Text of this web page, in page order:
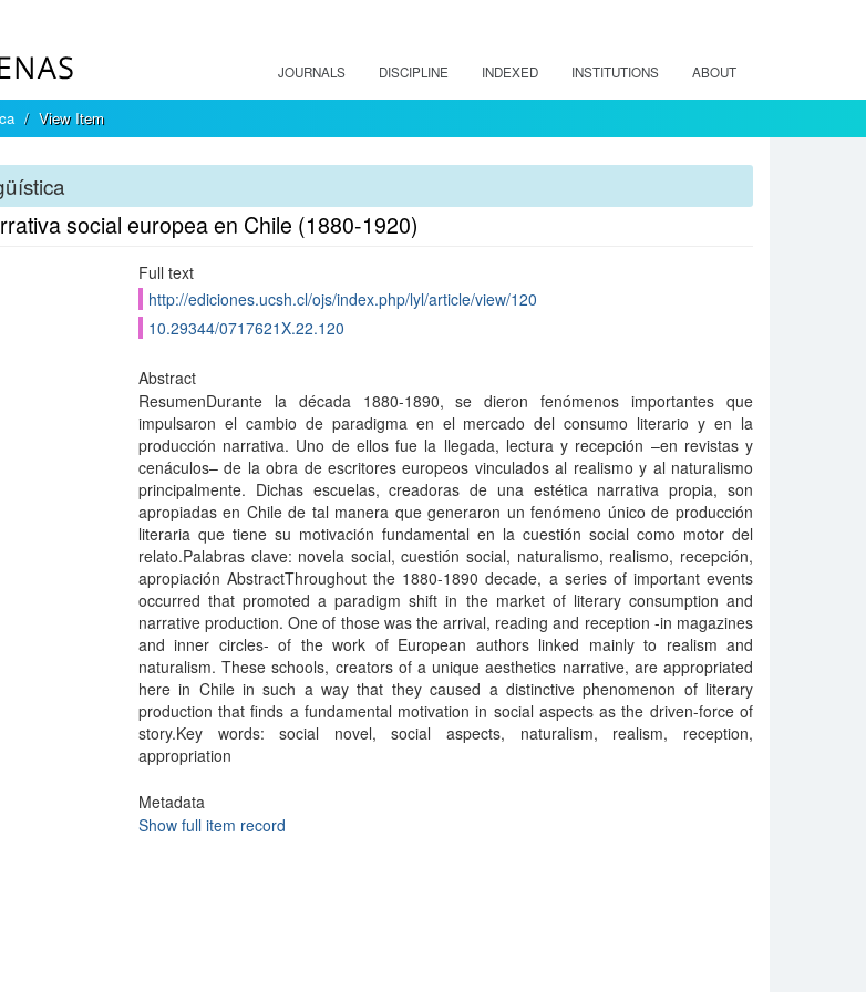
JOURNALS DISCIPLINE INDEXED INSTITUTIONS ABOUT
View Item
social europea en Chile (1880-1920)
Full text
http://ediciones.ucsh.cl/ojs/index.php/lyl/article/view/120
10.29344/0717621X.22.120
Abstract
ResumenDurante la década 1880-1890, se dieron fenómenos importantes que
impulsaron el cambio de paradigma en el mercado del consumo literario y en la
producción narrativa. Uno de ellos fue la llegada, lectura y recepción –en revistas y
cenáculos– de la obra de escritores europeos vinculados al realismo y al naturalismo
principalmente. Dichas escuelas, creadoras de una estética narrativa propia, son
apropiadas en Chile de tal manera que generaron un fenómeno único de producción
literaria que tiene su motivación fundamental en la cuestión social como motor del
relato.Palabras clave: novela social, cuestión social, naturalismo, realismo, recepción,
apropiación AbstractThroughout the 1880-1890 decade, a series of important events
occurred that promoted a paradigm shift in the market of literary consumption and
narrative production. One of those was the arrival, reading and reception -in magazines
and inner circles- of the work of European authors linked mainly to realism and
naturalism. These schools, creators of a unique aesthetics narrative, are appropriated
here in Chile in such a way that they caused a distinctive phenomenon of literary
production that finds a fundamental motivation in social aspects as the driven-force of
story.Key words: social novel, social aspects, naturalism, realism, reception,
appropriation
Metadata
Show full item record